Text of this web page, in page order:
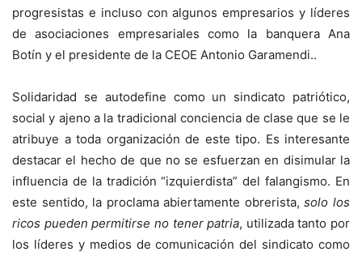
progresistas e incluso con algunos empresarios y líderes
de asociaciones empresariales como la banquera Ana
Botín y el presidente de la CEOE Antonio Garamendi..
Solidaridad se autodefine como un sindicato patriótico,
social y ajeno a la tradicional conciencia de clase que se le
atribuye a toda organización de este tipo. Es interesante
destacar el hecho de que no se esfuerzan en disimular la
influencia de la tradición “izquierdista” del falangismo. En
este sentido, la proclama abiertamente obrerista,solo los
ricos pueden permitirse no tener patria, utilizada tanto por
los líderes y medios de comunicación del sindicato como